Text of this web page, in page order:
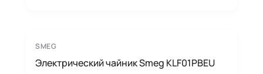
SMEG
Электрический чайник Smeg KLF01PBEU